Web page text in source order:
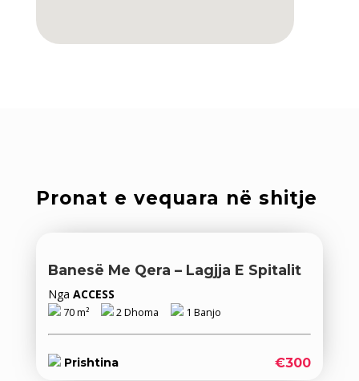
Pronat e vequara në shitje
Banesë Me Qera – Lagjja E Spitalit
Nga ACCESS
70 m² 2 Dhoma 1 Banjo
Prishtina €300